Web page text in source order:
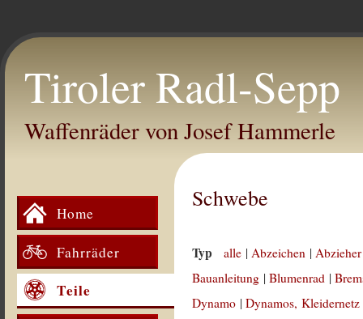
Tiroler Radl-Sepp
Waffenräder von Josef Hammerle
Home
Fahrräder
Teile
Schwebe
Typ alle |Abzeichen |
Bauanleitung |Blumenrad |
Dynamo |Dynamos, Kleidernetz